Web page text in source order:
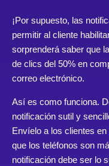
¡Por supuesto, las
permitir al cliente
sorprenderá saber que
de clics del 50% en
correo electrónico.
Así es como funciona.
notificación sutil y
Envíelo a los clientes
que los teléfonos son
notificación debe ser lo